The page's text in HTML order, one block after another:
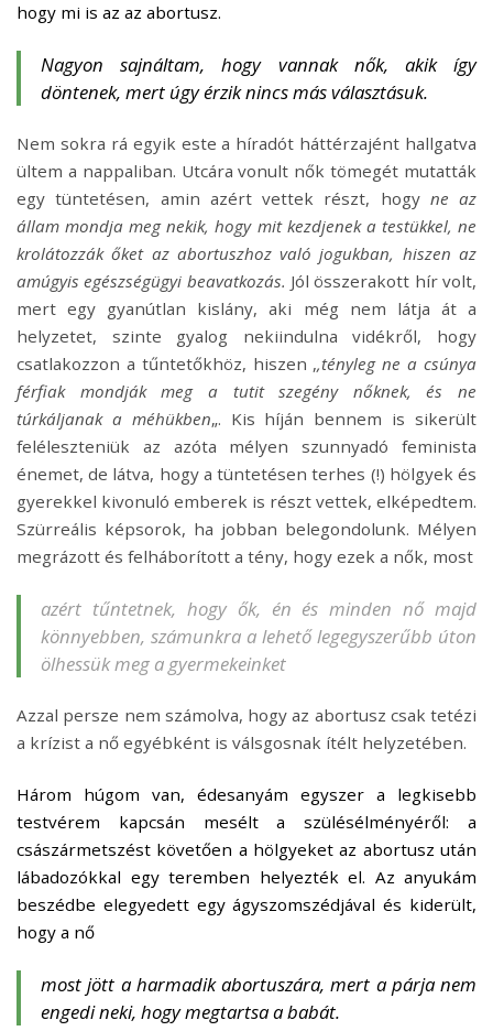
hogy mi is az az abortusz.
Nagyon sajnáltam, hogy vannak nők, akik így
döntenek, mert úgy érzik nincs más választásuk.
Nem sokra rá egyik este a híradót háttérzajént hallgatva
ültem a nappaliban. Utcára vonult nők tömegét mutatták
egy tüntetésen, amin azért vettek részt, hogy ne az
állam mondja meg nekik, hogy mit kezdjenek a testükkel, ne
krolátozzák őket az abortuszhoz való jogukban, hiszen az
amúgyis egészségügyi beavatkozás. Jól összerakott hír volt,
mert egy gyanútlan kislány, aki még nem látja át a
helyzetet, szinte gyalog nekiindulna vidékről, hogy
csatlakozzon a tűntetőkhöz, hiszen ,,tényleg ne a csúnya
férfiak mondják meg a tutit szegény nőknek, és ne
túrkáljanak a méhükben„. Kis híján bennem is sikerült
feléleszteniük az azóta mélyen szunnyadó feminista
énemet, de látva, hogy a tüntetésen terhes (!) hölgyek és
gyerekkel kivonuló emberek is részt vettek, elképedtem.
Szürreális képsorok, ha jobban belegondolunk. Mélyen
megrázott és felháborított a tény, hogy ezek a nők, most
azért tűntetnek, hogy ők, én és minden nő majd
könnyebben, számunkra a lehető legegyszerűbb úton
ölhessük meg a gyermekeinket
Azzal persze nem számolva, hogy az abortusz csak tetézi
a krízist a nő egyébként is válsgosnak ítélt helyzetében.
Három húgom van, édesanyám egyszer a legkisebb
testvérem kapcsán mesélt a szülésélményéről: a
császármetszést követően a hölgyeket az abortusz után
lábadozókkal egy teremben helyezték el. Az anyukám
beszédbe elegyedett egy ágyszomszédjával és kiderült,
hogy a nő
most jött a harmadik abortuszára, mert a párja nem
engedi neki, hogy megtartsa a babát.